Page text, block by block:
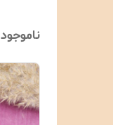
ناموجود